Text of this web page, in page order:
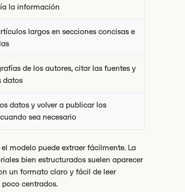
la información
largos en secciones concisas e
de los autores, citar las fuentes y
datos
datos y volver a publicar los
sea necesario
modelo puede extraer fácilmente. La
bien estructurados suelen aparecer
un formato claro y fácil de leer
centrados.